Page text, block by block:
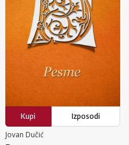
Kupi
Izposodi
Jovan Dučić